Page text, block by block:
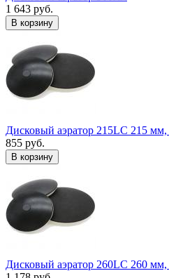
1 643 руб.
В корзину
Дисковый аэратор 215LC 215
855 руб.
В корзину
Дисковый аэратор 260LC 260